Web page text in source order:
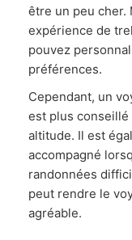
être un peu cher.
expérience de
pouvez
préférences.
Cependant, un
est plus
altitude. Il est
accompagné
randonnées
peut rendre le
agréable.